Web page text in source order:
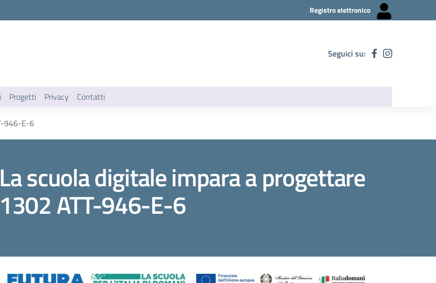
Registro elettronico
Seguici su:
Progetti Privacy Contatti
946-E-6
La scuola digitale impara a progettare
1302 ATT-946-E-6